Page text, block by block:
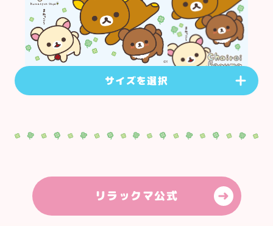
サイズを選択
ダウンロードする
2556
リラックマ公式